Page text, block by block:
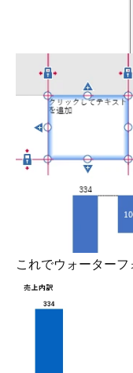
これでウォーターフ